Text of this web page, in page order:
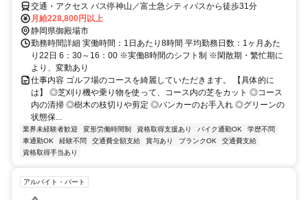
交通・アクセス バス停神山／富士急シティバスから徒歩31分
月給228,800円以上
静岡県御殿場市
勤務時間詳細 実働時間：1日あたり8時間 平均勤務日数：1ヶ月あた
り22日 6：30～16：00 ※実働8時間のシフト制 ※閑散期・繁忙期に
より、変動あり
仕事内容 ゴルフ場のコースを綺麗していただきます。 【具体的に
は】 ◎芝刈り機や乗り物を使って、コース内の芝をカット ◎コース
内の清掃 ◎樹木の枝切りや剪定 ◎バンカーのお手入れ ◎グリーンの
状態保...
業界未経験者歓迎 変形労働時間制 資格取得支援あり バイク通勤OK
学歴不問
車通勤OK
経験不問 交通費全額支給 賞与あり ブランクOK
交通費支給
資格取得手当あり
アルバイト・パート